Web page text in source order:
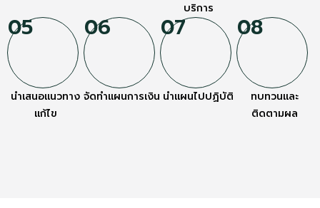
บริการ
05
นำเสนอแนวทาง
แก้ไข
06
จัดทำแผนการเงิน
07
นำแผนไปปฏิบัติ
08
ทบทวนและ
ติดตามผล